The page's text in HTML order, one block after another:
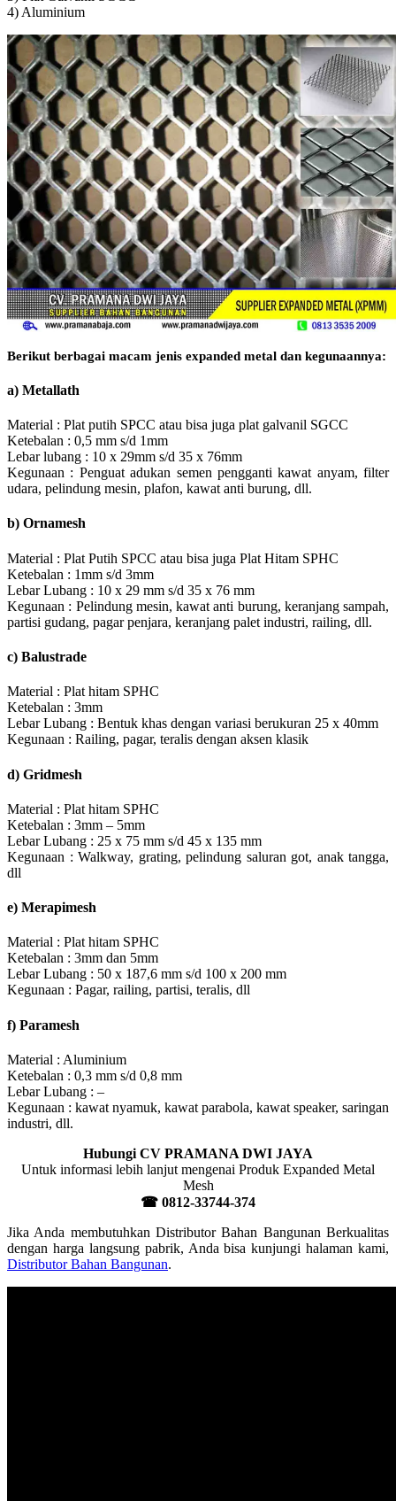
4) Aluminium
Berikut berbagai macam jenis expanded metal dan kegunaannya:
a) Metallath
Material : Plat putih SPCC atau bisa juga plat galvanil SGCC
Ketebalan : 0,5 mm s/d 1mm
Lebar lubang : 10 x 29mm s/d 35 x 76mm
Kegunaan : Penguat adukan semen pengganti kawat anyam, filter
udara, pelindung mesin, plafon, kawat anti burung, dll.
b) Ornamesh
Material : Plat Putih SPCC atau bisa juga Plat Hitam SPHC
Ketebalan : 1mm s/d 3mm
Lebar Lubang : 10 x 29 mm s/d 35 x 76 mm
Kegunaan : Pelindung mesin, kawat anti burung, keranjang sampah,
partisi gudang, pagar penjara, keranjang palet industri, railing, dll.
c) Balustrade
Material : Plat hitam SPHC
Ketebalan : 3mm
Lebar Lubang : Bentuk khas dengan variasi berukuran 25 x 40mm
Kegunaan : Railing, pagar, teralis dengan aksen klasik
d) Gridmesh
Material : Plat hitam SPHC
Ketebalan : 3mm – 5mm
Lebar Lubang : 25 x 75 mm s/d 45 x 135 mm
Kegunaan : Walkway, grating, pelindung saluran got, anak tangga,
dll
e) Merapimesh
Material : Plat hitam SPHC
Ketebalan : 3mm dan 5mm
Lebar Lubang : 50 x 187,6 mm s/d 100 x 200 mm
Kegunaan : Pagar, railing, partisi, teralis, dll
f) Paramesh
Material : Aluminium
Ketebalan : 0,3 mm s/d 0,8 mm
Lebar Lubang : –
Kegunaan : kawat nyamuk, kawat parabola, kawat speaker, saringan
industri, dll.
Hubungi CV PRAMANA DWI JAYA
Untuk informasi lebih lanjut mengenai Produk Expanded Metal
Mesh
☎ 0812-33744-374
Jika Anda membutuhkan Distributor Bahan Bangunan Berkualitas
dengan harga langsung pabrik, Anda bisa kunjungi halaman kami,
Distributor Bahan Bangunan.